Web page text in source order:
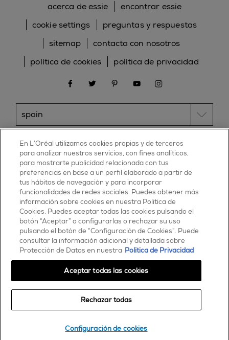
Comprar
encontrar una tienda o salón
© 2025 essie todos los derechos reservados
condiciones de uso
acerca de essie
encontrar essie
cookie settings
preguntas y respuestas
sitemap
contacta con nosotros
política de cookies
política de privacidad
facebooktwitter pinterestyoutubeinstagram
ESSIE
30, rue d’Alsace – 92300 Levallois-Perret
FRANCE
Contáctanos
900 181 055
En L’Oréal utilizamos cookies propias y de terceros
para analizar nuestros servicios, con fines analíticos,
para mostrarte publicidad relacionada con tus
preferencias en base a un perfil elaborado a partir de
tus hábitos de navegación y para incorporar
funcionalidades de redes sociales. Puedes obtener más
información sobre cookies en nuestra Política de
Cookies. Puedes aceptar todas las cookies pulsando el
botón “Aceptar” o configurarlas o rechazar su uso
pulsando el botón de “Configuración de Cookies”. Puede
consultar la información adicional y detallada sobre
Protección de Datos en nuestra Política de Privacidad
Configuración de cookies
Rechazar todas
Aceptar todas las cookies